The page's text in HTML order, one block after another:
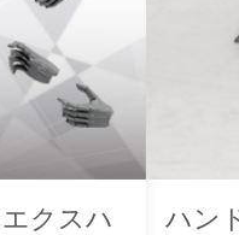
クスハ
ハン